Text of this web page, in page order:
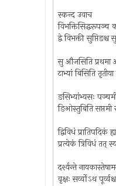
स्कन्द उवाच
विभक्तिसिद्धरूपञ्च
द्वे विभक्ती
सु औजसिति प्रथमा
टाभ्यां बिसिति
ङसिभ्यांभ्यसः
ङिओस्तुबिति सप्तमी
द्विविधं
प्रत्येकं त्रिविधं तत्
दर्श्यन्ते
वृक्षः सर्व्वोऽथ